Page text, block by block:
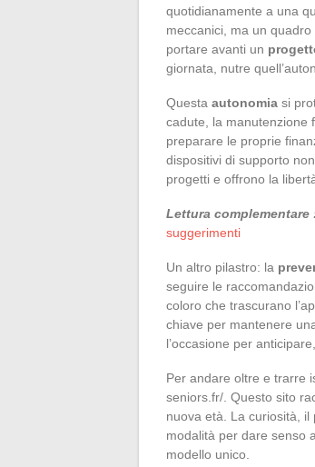
quotidianamente a una
meccanici, ma un
portare avanti un
giornata, nutre
Questa autonomia si
cadute, la manutenzione
preparare le proprie
dispositivi di supporto
progetti e offrono la
Lettura complementare
suggerimenti
Un altro pilastro: la
seguire le
coloro che trascurano
chiave per mantenere
l’occasione per
Per andare oltre e trarre
seniors.fr/. Questo sito
nuova età. La curiosità,
modalità per dare senso
modello unico.